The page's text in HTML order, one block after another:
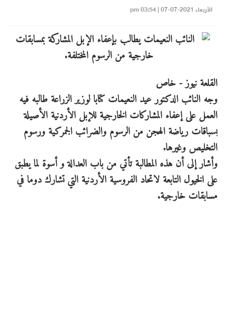
الأربعاء 2021-07-07 | 03:54 pm
القلعة نيوز - خاص
وجه النائب الدكتور عيد النعيمات كتابا لوزير الزراعة طالبه فيه
العمل على إعفاء المشاركات الخارجية للإبل الأردنية الأصيلة
بسباقات رياضة الهجن من الرسوم والضرائب الجمركية ورسوم
التخليص وغيرها.
وأشار إلى أن هذه المطالبة تأتي من باب العدالة و أسوة لما يطبق
على الخيول التابعة لاتحاد الفروسية الأردنية التي تشارك دوما في
مسابقات خارجية.